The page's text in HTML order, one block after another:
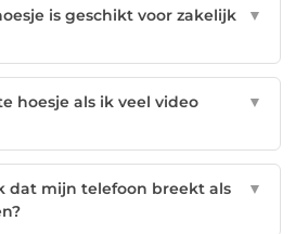
is geschikt voor zakelijk
▼
hoesje als ik veel video
▼
dat mijn telefoon breekt als
▼